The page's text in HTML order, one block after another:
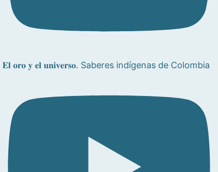
𝐄𝐥 𝐨𝐫𝐨 𝐲 𝐞𝐥 𝐮𝐧𝐢𝐯𝐞𝐫𝐬𝐨. Saberes indígenas de Colombia